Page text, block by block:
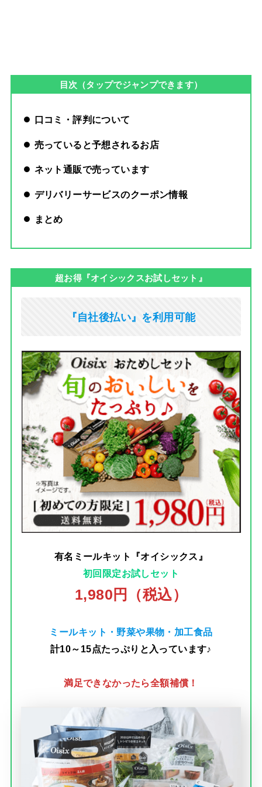
目次（タップでジャンプできます）
口コミ・評判について
売っていると予想されるお店
ネット通販で売っています
デリバリーサービスのクーポン情報
まとめ
超お得『オイシックスお試しセット』
『自社後払い』を利用可能
有名ミールキット『オイシックス』
初回限定お試しセット
1,980円（税込）
ミールキット・野菜や果物・加工食品
計10～15点たっぷりと入っています♪
満足できなかったら全額補償！